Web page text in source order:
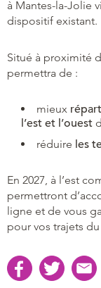
à Mantes-la-Jolie
dispositif existant.
Situé à proximité
permettra de :
mieux
l’est et l’ouest
réduire les
En 2027, à l’est
permettront
ligne et de vous
pour vos trajets